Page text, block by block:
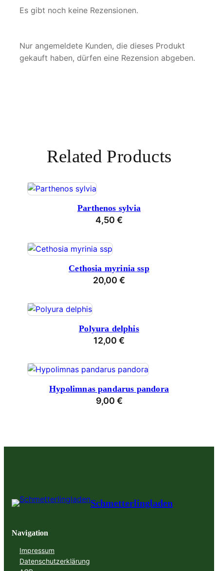
Es gibt noch keine Rezensionen.
Nur angemeldete Kunden, die dieses Produkt
gekauft haben, dürfen eine Rezension abgeben.
Related Products
Parthenos sylvia
4,50 €
Cethosia myrinia ssp
20,00 €
Polyura delphis
12,00 €
Hypolimnas pandarus pandora
9,00 €
Schmetterlingladen
Navigation
Impressum
Datenschutzerklärung